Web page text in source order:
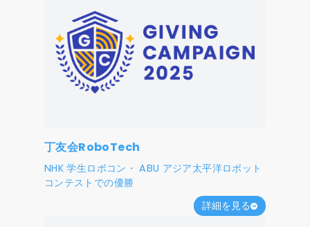
丁友会RoboTech
NHK 学生ロボコン・ ABU アジア太平洋ロボット
コンテストでの優勝
詳細を見る